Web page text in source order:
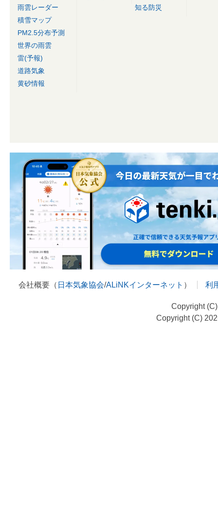
雨雲レーダー
積雪マップ
PM2.5分布予測
世界の雨雲
雷(予報)
道路気象
黄砂情報
知る防災
会社概要（ 日本気象協会/ALiNKインターネット ） 利
Copyright
Copyright (C)